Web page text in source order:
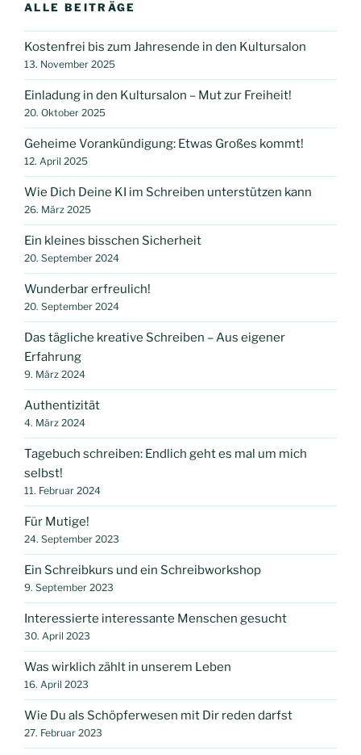
ALLE BEITRÄGE
Kostenfrei bis zum Jahresende in den Kultursalon
13. November 2025
Einladung in den Kultursalon – Mut zur Freiheit!
20. Oktober 2025
Geheime Vorankündigung: Etwas Großes kommt!
12. April 2025
Wie Dich Deine KI im Schreiben unterstützen kann
26. März 2025
Ein kleines bisschen Sicherheit
20. September 2024
Wunderbar erfreulich!
20. September 2024
Das tägliche kreative Schreiben – Aus eigener
Erfahrung
9. März 2024
Authentizität
4. März 2024
Tagebuch schreiben: Endlich geht es mal um mich
selbst!
11. Februar 2024
Für Mutige!
24. September 2023
Ein Schreibkurs und ein Schreibworkshop
9. September 2023
Interessierte interessante Menschen gesucht
30. April 2023
Was wirklich zählt in unserem Leben
16. April 2023
Wie Du als Schöpferwesen mit Dir reden darfst
27. Februar 2023